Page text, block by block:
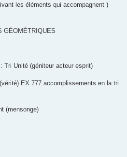
les éléments qui accompagnent )
GÉOMÉTRIQUES
Tri Unité (géniteur acteur esprit)
EX 777 accomplissements en la tri
(mensonge)